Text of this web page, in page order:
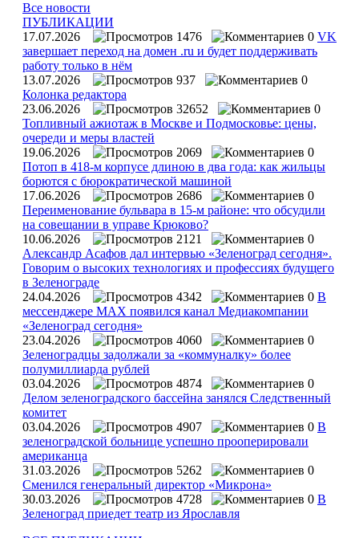
Все новости
ПУБЛИКАЦИИ
17.07.2026
1476 0 VK
завершает переход на домен .ru и будет поддерживать
работу только в нём
13.07.2026
937
0
Колонка редактора
23.06.2026
32652
0
Топливный ажиотаж в Москве и Подмосковье: цены,
очереди и меры властей
19.06.2026
2069
0
Потоп в 418-м корпусе длиною в два года: как жильцы
борются с бюрократической машиной
17.06.2026
2686
0
Переименование бульвара в 15-м районе: что обсудили
на совещании в управе Крюково?
10.06.2026
2121
0
Александр Асафов дал интервью «Зеленоград сегодня».
Говорим о высоких технологиях и профессиях будущего
в Зеленограде
24.04.2026
4342 0 В
мессенджере MAX появился канал Медиакомпании
«Зеленоград сегодня»
23.04.2026
4060
0
Зеленоградцы задолжали за «коммуналку» более
полумиллиарда рублей
03.04.2026
4874
0
Делом зеленоградского бассейна занялся Следственный
комитет
03.04.2026
4907 0 В
зеленоградской больнице успешно прооперировали
американца
31.03.2026
5262
0
Сменился генеральный директор «Микрона»
30.03.2026
4728 0 В
Зеленоград приедет театр из Ярославля